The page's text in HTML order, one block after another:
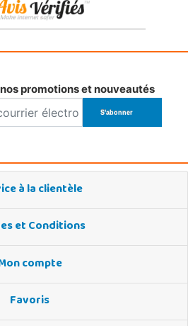
promotions et nouveautés
à la clientèle
et Conditions
compte
Favoris